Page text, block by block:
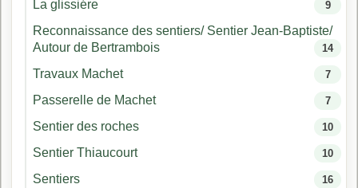
La glissiére 9
Reconnaissance des sentiers/ Sentier Jean-Baptiste/
Autour de Bertrambois
14
Travaux Machet 7
Passerelle de Machet 7
Sentier des roches 10
Sentier Thiaucourt 10
Sentiers 16